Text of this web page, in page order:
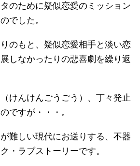
のために疑似恋愛のミッション
でした。
のもと、疑似恋愛相手と淡い恋
しなかったりの悲喜劇を繰り返
けんけんごうごう）、丁々発止
ですが・・・。
難しい現代にお送りする、不器
・ラブストーリーです。